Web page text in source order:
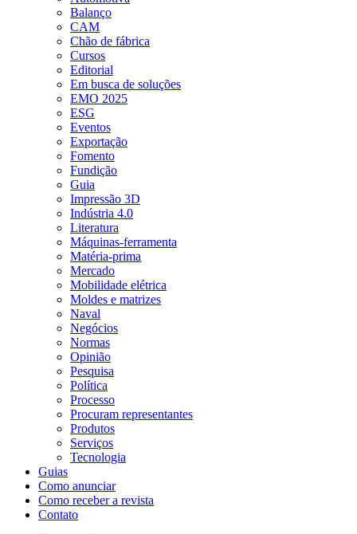
Balanço
CAM
Chão de fábrica
Cursos
Editorial
Em busca de soluções
EMO 2025
ESG
Eventos
Exportação
Fomento
Fundição
Guia
Impressão 3D
Indústria 4.0
Literatura
Máquinas-ferramenta
Matéria-prima
Mercado
Mobilidade elétrica
Moldes e matrizes
Naval
Negócios
Normas
Opinião
Pesquisa
Política
Processo
Procuram representantes
Produtos
Serviços
Tecnologia
Guias
Como anunciar
Como receber a revista
Contato